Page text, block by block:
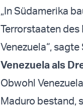
„In Südamerika
Terrorstaaten des
Venezuela“,
Venezuela als
Obwohl
Maduro bestand,